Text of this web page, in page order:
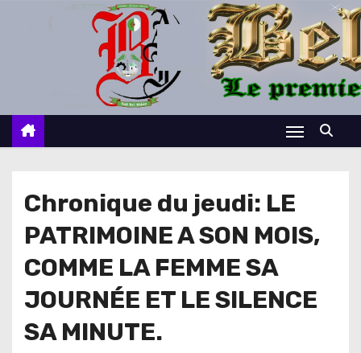
c
Chronique du jeudi: LE
PATRIMOINE A SON MOIS,
COMME LA FEMME SA
JOURNÉE ET LE SILENCE
SA MINUTE.